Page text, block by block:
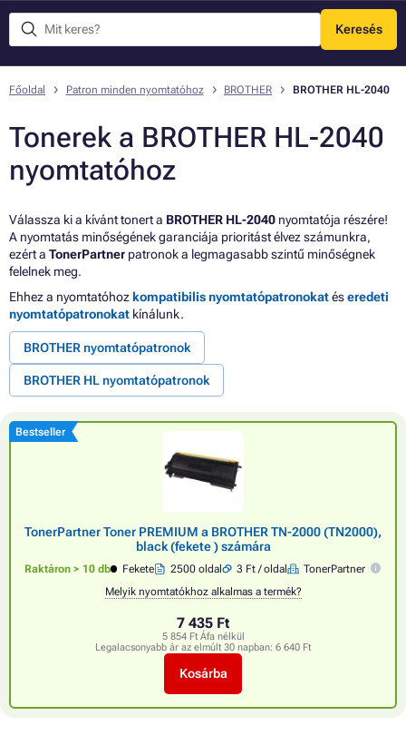
Keresés
Menü
Főoldal Patron minden nyomtatóhoz BROTHER BROTHER HL-2040
Tonerek a BROTHER HL-2040
nyomtatóhoz
Válassza ki a kívánt tonert a BROTHER HL-2040 nyomtatója részére!
A nyomtatás minőségének garanciája prioritást élvez számunkra,
ezért a TonerPartner patronok a legmagasabb szintű minőségnek
felelnek meg.
Ehhez a nyomtatóhoz kompatibilis nyomtatópatronokatéseredeti
nyomtatópatronokat kínálunk.
BROTHER nyomtatópatronok
BROTHER HL nyomtatópatronok
Bestseller
TonerPartner Toner PREMIUM a BROTHER TN-2000 (TN2000),
black (fekete ) számára
Raktáron > 10 db Fekete 2500 oldal 3 Ft / oldal
TonerPartner
Melyik nyomtatókhoz alkalmas a termék?
7 435 Ft
5 854 Ft Áfa nélkül
Legalacsonyabb ár az elmúlt 30 napban: 6 640 Ft
Kosárba